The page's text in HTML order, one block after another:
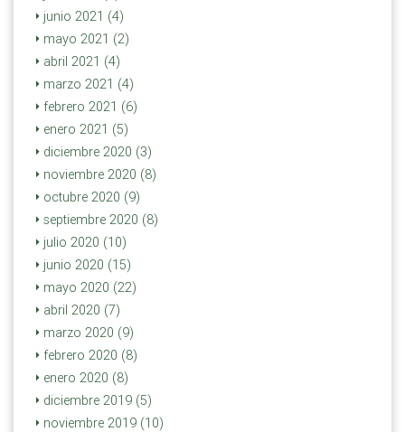
junio 2021 (4)
mayo 2021 (2)
abril 2021 (4)
marzo 2021 (4)
febrero 2021 (6)
enero 2021 (5)
diciembre 2020 (3)
noviembre 2020 (8)
octubre 2020 (9)
septiembre 2020 (8)
julio 2020 (10)
junio 2020 (15)
mayo 2020 (22)
abril 2020 (7)
marzo 2020 (9)
febrero 2020 (8)
enero 2020 (8)
diciembre 2019 (5)
noviembre 2019 (10)